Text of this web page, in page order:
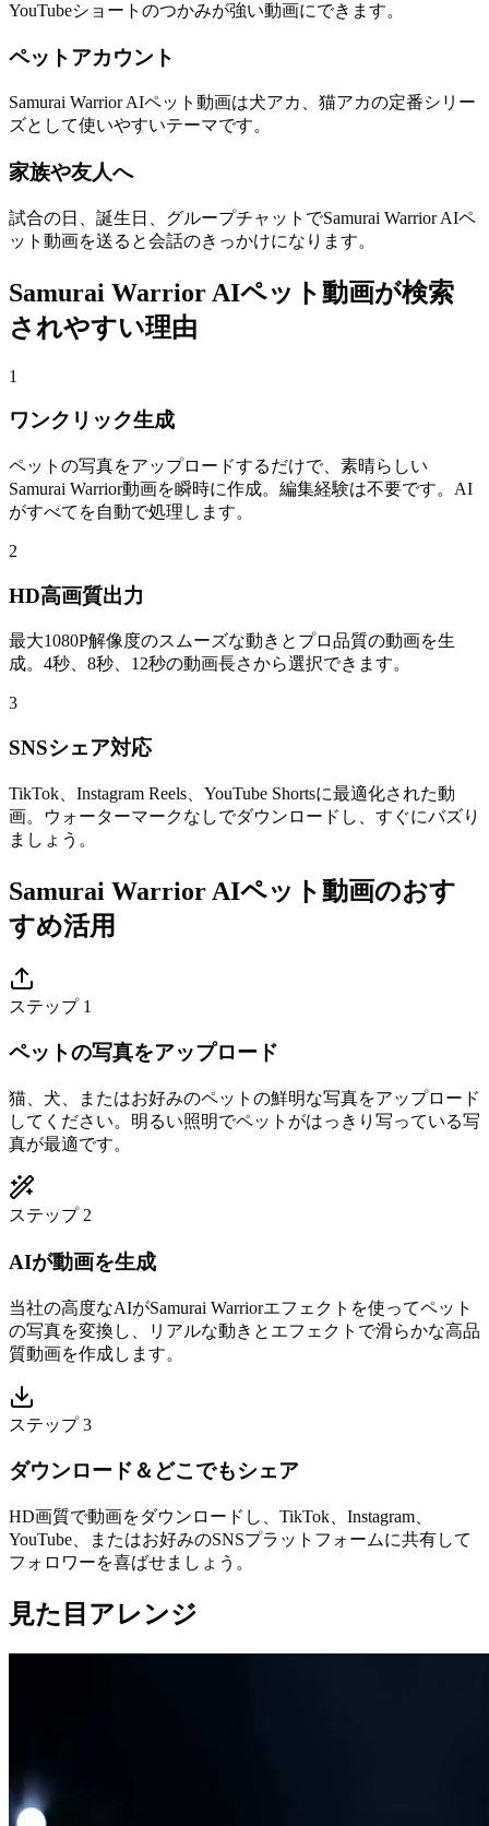
YouTubeショートのつかみが強い動画にできます。
ペットアカウント
Samurai Warrior AIペット動画は犬アカ、猫アカの定番シリー
ズとして使いやすいテーマです。
家族や友人へ
試合の日、誕生日、グループチャットでSamurai Warrior AIペ
ット動画を送ると会話のきっかけになります。
Samurai Warrior AIペット動画が検索
されやすい理由
1
ワンクリック生成
ペットの写真をアップロードするだけで、素晴らしい
Samurai Warrior動画を瞬時に作成。編集経験は不要です。AI
がすべてを自動で処理します。
2
HD高画質出力
最大1080P解像度のスムーズな動きとプロ品質の動画を生
成。4秒、8秒、12秒の動画長さから選択できます。
3
SNSシェア対応
TikTok、Instagram Reels、YouTube Shortsに最適化された動
画。ウォーターマークなしでダウンロードし、すぐにバズり
ましょう。
Samurai Warrior AIペット動画のおす
すめ活用
ステップ 1
ペットの写真をアップロード
猫、犬、またはお好みのペットの鮮明な写真をアップロード
してください。明るい照明でペットがはっきり写っている写
真が最適です。
ステップ 2
AIが動画を生成
当社の高度なAIがSamurai Warriorエフェクトを使ってペット
の写真を変換し、リアルな動きとエフェクトで滑らかな高品
質動画を作成します。
ステップ 3
ダウンロード＆どこでもシェア
HD画質で動画をダウンロードし、TikTok、Instagram、
YouTube、またはお好みのSNSプラットフォームに共有して
フォロワーを喜ばせましょう。
見た目アレンジ